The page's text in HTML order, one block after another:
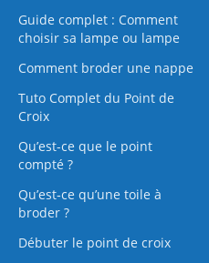
Guide complet : Comment
choisir sa lampe ou lampe
Comment broder une nappe
Tuto Complet du Point de
Croix
Qu’est-ce que le point
compté ?
Qu’est‑ce qu’une toile à
broder ?
Débuter le point de croix